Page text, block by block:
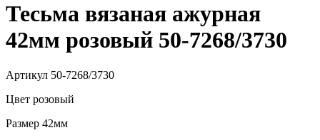
Тесьма вязаная ажурная
42мм розовый 50-7268/3730
Артикул 50-7268/3730
Цвет розовый
Размер 42мм